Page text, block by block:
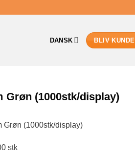
DANSK BLIV KUNDE
Grøn (1000stk/display)
Grøn (1000stk/display)
stk